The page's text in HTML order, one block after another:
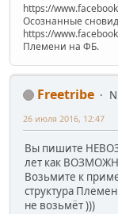
https://
Осознанные
https://
Племени на ФБ.
Freetribe
26 июля 2016, 12:47
Вы пишите
лет как
Возьмите к
структура
не возьмёт )))